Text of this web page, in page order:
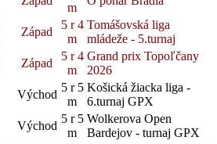
m
Západ
5 r 4
m
Tomášovská liga
mládeže - 5.turnaj
Západ
5 r 4
m
Grand prix Topoľčany
2026
Východ
5 r 5
m
Košická žiacka liga -
6.turnaj GPX
Východ
5 r 5
m
Wolkerova Open
Bardejov - turnaj GPX